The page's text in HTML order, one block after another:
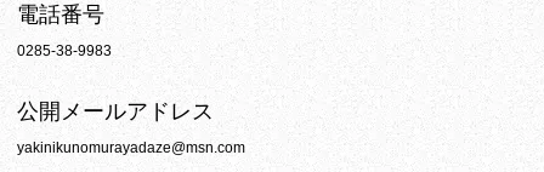
電話番号
0285-38-9983
公開メールアドレス
yakinikunomurayadaze@msn.com